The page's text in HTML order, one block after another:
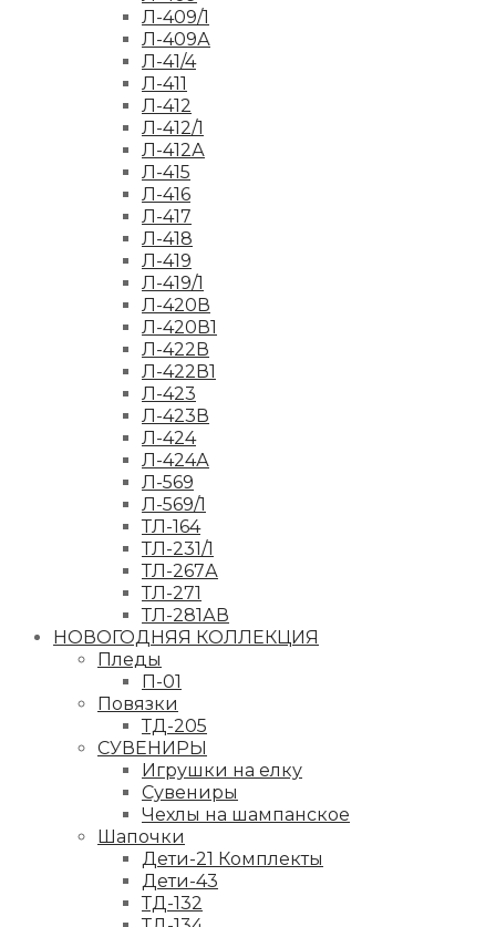
Л-409/1
Л-409А
Л-41/4
Л-411
Л-412
Л-412/1
Л-412А
Л-415
Л-416
Л-417
Л-418
Л-419
Л-419/1
Л-420В
Л-420В1
Л-422В
Л-422В1
Л-423
Л-423В
Л-424
Л-424А
Л-569
Л-569/1
ТЛ-164
ТЛ-231/1
ТЛ-267А
ТЛ-271
ТЛ-281АВ
НОВОГОДНЯЯ КОЛЛЕКЦИЯ
Пледы
П-01
Повязки
ТД-205
СУВЕНИРЫ
Игрушки на елку
Сувениры
Чехлы на шампанское
Шапочки
Дети-21 Комплекты
Дети-43
ТД-132